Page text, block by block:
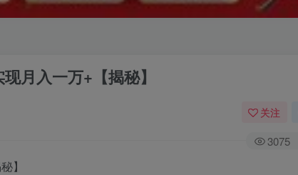
月入一万+【揭秘】
关注
3075
】